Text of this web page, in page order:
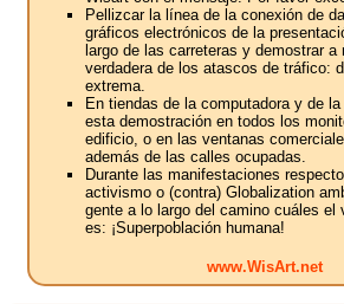
Pellizcar la línea de la conexión de
gráficos electrónicos de la
largo de las carreteras y demostrar a
verdadera de los atascos de tráfico:
extrema.
En tiendas de la computadora y de
esta demostración en todos los
edificio, o en las ventanas
además de las calles ocupadas.
Durante las manifestaciones
activismo o (contra) Globalization
gente a lo largo del camino cuáles el
es: ¡Superpoblación humana!
www.WisArt.net